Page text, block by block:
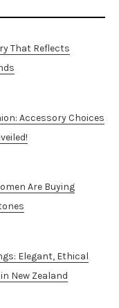
That Reflects
Accessory Choices
Are Buying
Elegant, Ethical
New Zealand